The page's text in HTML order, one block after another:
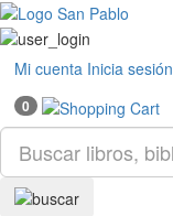
Mi cuenta Inicia sesión
0